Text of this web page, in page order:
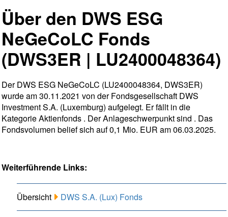
Über den DWS ESG
NeGeCoLC Fonds
(DWS3ER | LU2400048364)
Der DWS ESG NeGeCoLC (LU2400048364, DWS3ER)
wurde am 30.11.2021 von der Fondsgesellschaft DWS
Investment S.A. (Luxemburg) aufgelegt. Er fällt in die
Kategorie Aktienfonds . Der Anlageschwerpunkt sind . Das
Fondsvolumen belief sich auf 0,1 Mio. EUR am 06.03.2025.
Weiterführende Links:
Übersicht DWS S.A. (Lux) Fonds